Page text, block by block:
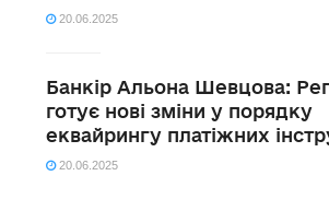
20.06.2025
Банкір Альона Шевцова:
готує нові зміни у порядку
еквайрингу платіжних
20.06.2025